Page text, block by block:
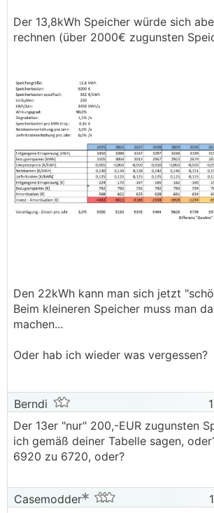
Der 13,8kWh Speicher würde sich
rechnen (über 2000€ zugunsten
Den 22kWh kann man sich jetzt
Beim kleineren Speicher muss man
machen...
Oder hab ich wieder was vergessen?
Berndi
Der 13er "nur" 200,-EUR zugunsten
ich gemäß deiner Tabelle sagen,
6920 zu 6720, oder?
Casemodder